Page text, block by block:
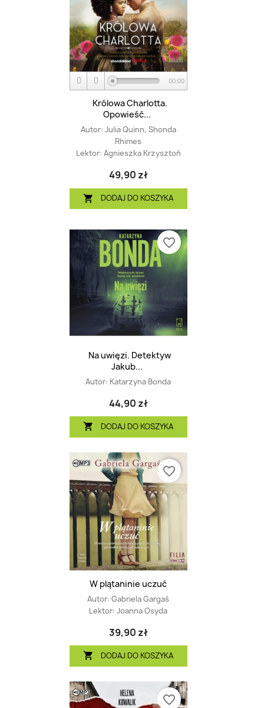
00:00
Królowa Charlotta.
Opowieść...
Autor: Julia Quinn, Shonda
Rhimes
Lektor: Agnieszka Krzysztoń
49,90 zł
 DODAJ DO KOSZYKA
Na uwięzi. Detektyw
Jakub...
Autor: Katarzyna Bonda
44,90 zł
 DODAJ DO KOSZYKA
favorite_border
W plątaninie uczuć
Autor: Gabriela Gargaś
Lektor: Joanna Osyda
39,90 zł
 DODAJ DO KOSZYKA
favorite_border
favorite_border